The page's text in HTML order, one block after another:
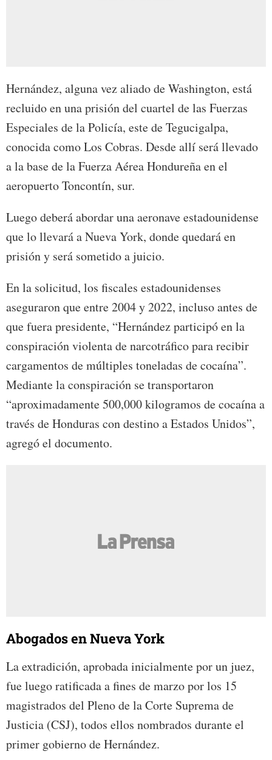
Hernández, alguna vez aliado de Washington, está
recluido en una prisión del cuartel de las Fuerzas
Especiales de la Policía, este de Tegucigalpa,
conocida como Los Cobras. Desde allí será llevado
a la base de la Fuerza Aérea Hondureña en el
aeropuerto Toncontín, sur.
Luego deberá abordar una aeronave estadounidense
que lo llevará a Nueva York, donde quedará en
prisión y será sometido a juicio.
En la solicitud, los fiscales estadounidenses
aseguraron que entre 2004 y 2022, incluso antes de
que fuera presidente, “Hernández participó en la
conspiración violenta de narcotráfico para recibir
cargamentos de múltiples toneladas de cocaína”.
Mediante la conspiración se transportaron
“aproximadamente 500,000 kilogramos de cocaína a
través de Honduras con destino a Estados Unidos”,
agregó el documento.
Abogados en Nueva York
La extradición, aprobada inicialmente por un juez,
fue luego ratificada a fines de marzo por los 15
magistrados del Pleno de la Corte Suprema de
Justicia (CSJ), todos ellos nombrados durante el
primer gobierno de Hernández.